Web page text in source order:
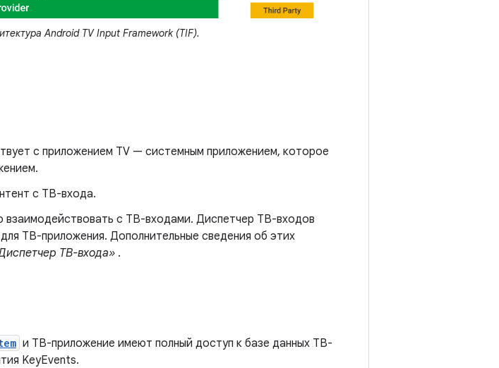
Android TV Input Framework (TIF).
с приложением TV — системным приложением, которое
с ТВ-входа.
с ТВ-входами. Диспетчер ТВ-входов
ТВ-приложения. Дополнительные сведения об этих
ТВ-входа» .
и ТВ-приложение имеют полный доступ к базе данных ТВ-
KeyEvents.